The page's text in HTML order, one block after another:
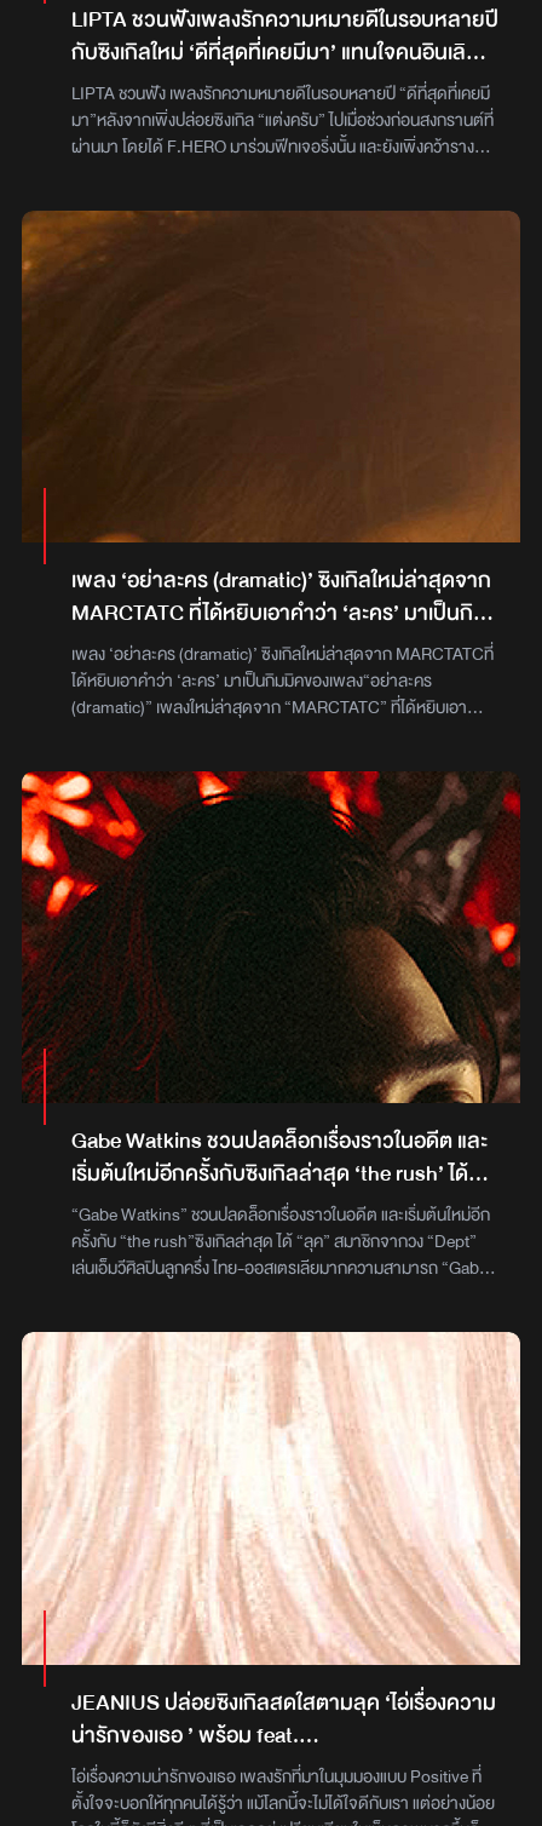
LIPTA ชวนฟังเพลงรักความหมายดีในรอบหลายปี
กับซิงเกิลใหม่ ‘ดีที่สุดที่เคยมีมา’ แทนใจคนอินเลิฟ
ได้เป็นอย่างดี
LIPTA ชวนฟัง เพลงรักความหมายดีในรอบหลายปี “ดีที่สุดที่เคยมี
มา”หลังจากเพิ่งปล่อยซิงเกิล “แต่งครับ” ไปเมื่อช่วงก่อนสงกรานต์ที่
ผ่านมา โดยได้ F.HERO มาร่วมฟีทเจอริ่งนั้น และยังเพิ่งคว้ารางวัล
(ลิปตา) คัตโตะ-อารมณ์โพธิ์หาญรัตนกุล และ แทน-ธารณ ลิปต
พัลลภ ยังคงสร้างสรรค์ผลงานออกมาให้แฟน ๆ ได้ฟังกันอย่างต่อ
เนื่องในซิงเกิล “ดีที่สุดที่เคยมีมา” แนวเพลงแบบที่ทางวงไม่ได้ทำมา
เพลง “ดีที่สุดที่เคยมีมา” ได้แล้วในทุกช่องทางมิวสิคสตรีมมิ่ง และดู
MV ได้แล้วทาง Youtube : LIPTAofficial
เพลง ‘อย่าละคร (dramatic)’ ซิงเกิลใหม่ล่าสุดจาก
MARCTATC ที่ได้หยิบเอาคำว่า ‘ละคร’ มาเป็นกิม
มิคของเพลง
เพลง ‘อย่าละคร (dramatic)’ ซิงเกิลใหม่ล่าสุดจาก MARCTATCที่
ได้หยิบเอาคำว่า ‘ละคร’ มาเป็นกิมมิคของเพลง“อย่าละคร
(dramatic)” เพลงใหม่ล่าสุดจาก “MARCTATC” ที่ได้หยิบเอาคำ
พูดขึ้น และต่อยอดเป็นไอเดียในการเขียนเพลงนี้ที่สื่อถึงความ
สัมพันธ์จอมปลอมที่ถูกหลอกให้รัก โดยฝ่ายที่ถูกหลอกนั้นรู้ความ
จริงทั้งหมดแล้ว ซึ่งเปรียบเปรยความสัมพันธ์นี้เป็นเหมือนละครน้ำ
เน่า ที่สามารถเดาตอนจบได้ อีกทั้งเพลงนี้ใช้เวลาเขียนเพียง 2 วัน
ถือได้ว่าเป็นหนึ่งในผลงานที่น่าติดตาม“อย่ามาละคร เลิกแสดงแกล้ง
ทำเป็นว่ารักกัน เก็บบทละครไปแสดงกับคนอื่นไม่ใช่ฉัน”พาร์ทดนตรี
ในเพลง “อย่าละคร (dramatic)” ยังคงดีไซน์ในรูปแบบ Easy
Listening ผสมกลิ่นไอ Synth Pop ที่สามารถเข้าถึงแฟนเพลงทุก
กลุ่ม ซึ่งในเพลงนี้ยังได้ THE TOYS ศิลปินและโปรดิวเซอร์มากฝีมือ
มาร่วมเขียนเนื้อร้องให้เช่นเคยสามารถติดตามและรับชม MV เพลง
'อย่าละคร (dramatic)' จาก MARCTATC ได้ที่ Youtube :
WHOOP Music
Gabe Watkins ชวนปลดล็อกเรื่องราวในอดีต และ
เริ่มต้นใหม่อีกครั้งกับซิงเกิลล่าสุด ‘the rush’ ได้
‘ลุค’ จากวง Dept เล่น MV
“Gabe Watkins” ชวนปลดล็อกเรื่องราวในอดีต และเริ่มต้นใหม่อีก
ครั้งกับ “the rush”ซิงเกิลล่าสุด ได้ “ลุค” สมาชิกจากวง “Dept”
เล่นเอ็มวีศิลปินลูกครึ่ง ไทย-ออสเตรเลียมากความสามารถ “Gabe
เสน่ห์ชวนหลงใหล ซึ่งก่อนหน้านี้ “Gabe Watkins” ก็เคยได้ฝากผล
งานคุณภาพดีออกมาให้แฟนเพลงสากลได้รับฟังกันมาแล้ว
มากมาย ไม่ว่าจะเป็น เพลง One Summer, Blue Skies, Flowers
From Japan, “Sunsets” และ “choose u everytime” เพลงที่จะ
ชวนทุกคนสัมผัสกับบรรยากาศความเหงาไปพร้อม ๆ กัน“the
rush” ซิงเกิลใหม่ล่าสุดจาก “เกบ” ที่ตั้งใจเขียนขึ้นมา เพื่อถ่ายทอด
ช่วงเวลาที่ตนเองเคยรู้สึกเศร้าและเสียใจกับความรักในอดีต โดย
“เกบ” ได้เล่าถึงการเริ่มต้นใหม่อีกครั้ง ซึ่งเป็นการที่เขาได้ออกไปใช้
ชีวิตมากขึ้น ได้ไปเจอสิ่งใหม่ ๆ และเก็บเกี่ยวประสบการณ์รอบ ๆ ตัว
เพลง “the rush” จึงเปรียบเหมือนกับการปลดปล่อยตัวเองออก
จากความทุกข์ในอดีต ให้เราได้พร้อมเริ่มต้นใหม่อีกครั้งอย่างมีความ
สุข โดยไม่สนใจว่าอดีตจะเคยเป็นอย่างไร และแม้ความสุขนั้นจะเกิด
เพียงแค่ช่วงเวลาสั้น ๆ ก็ตามในส่วนของพาร์ทดนตรี ยังคงเล่าเรื่อง
ราวความรักผ่านเสียงดนตรีที่มีเอกลักษณ์และน่าฟัง มาในจังหวะ
สนุกแต่ฟังสบาย พร้อมให้ทุกคนได้ปล่อยใจไปกับเสียงดนตรี อีกทั้ง
ได้ “ลุค” หรือ ลุค – ทาวน์เซน (คีย์บอร์ด/ซินซิไซเซอร์) จากวง
“Dept” ดูโอ้อินดี้ป็อปมาแรง ร่วมเล่นมิวสิกวิดีโอเพลงนี้อีกด้วย
อย่างไรก็ตามแฟนเพลงของ Gabe Watkins สามารถรับฟังและรับ
JEANIUS ปล่อยซิงเกิลสดใสตามลุค ‘ไอ่เรื่องความ
น่ารักของเธอ ’ พร้อม feat.
themoonwillalwaysbewithme
ไอ่เรื่องความน่ารักของเธอ เพลงรักที่มาในมุมมองแบบ Positive ที่
ตั้งใจจะบอกให้ทุกคนได้รู้ว่า แม้โลกนี้จะไม่ได้ใจดีกับเรา แต่อย่างน้อย